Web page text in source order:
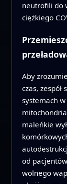
neutrofili do
ciężkiego
Aby
czas, zespół
systemach
maleńkie
od
wolnego